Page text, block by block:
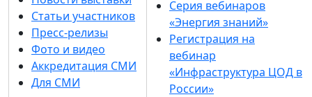
Статьи участников
Пресс-релизы
Фото и видео
Аккредитация СМИ
Для СМИ
Серия вебинаров
«Энергия знаний»
Регистрация на
вебинар
«Инфраструктура ЦОД в
России»